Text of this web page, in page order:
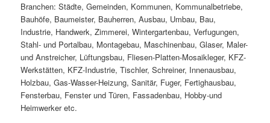
Branchen: Städte, Gemeinden, Kommunen, Kommunalbetriebe,
Bauhöfe, Baumeister, Bauherren, Ausbau, Umbau, Bau,
Industrie, Handwerk, Zimmerei, Wintergartenbau, Verfugungen,
Stahl- und Portalbau, Montagebau, Maschinenbau, Glaser, Maler-
und Anstreicher, Lüftungsbau, Fliesen-Platten-Mosaikleger, KFZ-
Werkstätten, KFZ-Industrie, Tischler, Schreiner, Innenausbau,
Holzbau, Gas-Wasser-Heizung, Sanitär, Fuger, Fertighausbau,
Fensterbau, Fenster und Türen, Fassadenbau, Hobby-und
Heimwerker etc.